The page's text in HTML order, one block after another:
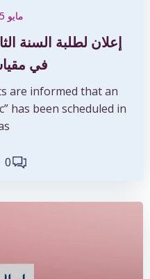
مايو 25, 2021
إعلان لطلبة السنة
في
are informed that an
has been scheduled in
[…]
0